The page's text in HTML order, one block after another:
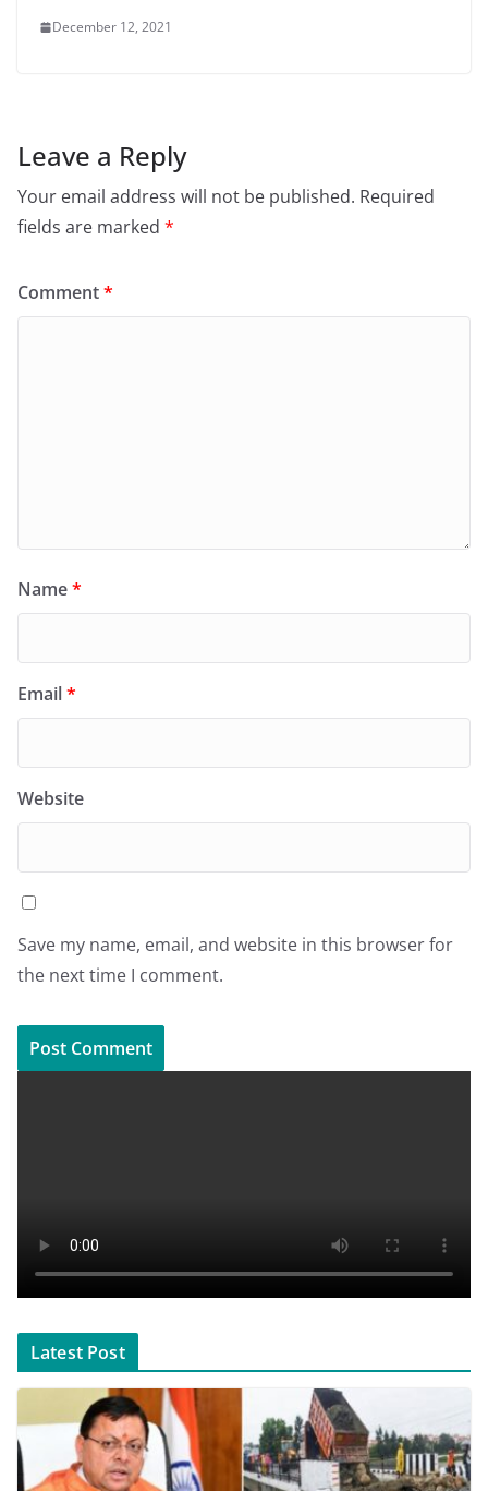
December 12, 2021
Leave a Reply
Your email address will not be published. Required
fields are marked *
Comment*
Name*
Email*
Website
Save my name, email, and website in this browser for
the next time I comment.
Latest Post